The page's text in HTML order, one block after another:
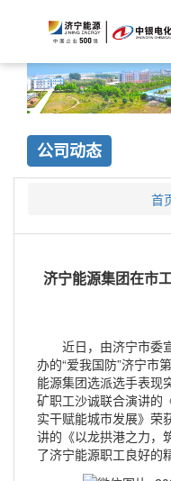
公司动态
首
济宁能源集团在市
近日，由济宁市委
办的“爱我国防”济宁市
能源集团选派选手表现
矿职工沙诚联合演讲的
实干赋能城市发展》荣
讲的《以龙拱港之力，
了济宁能源职工良好的